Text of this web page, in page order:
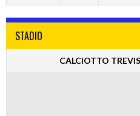
STADIO
CALCIOTTO